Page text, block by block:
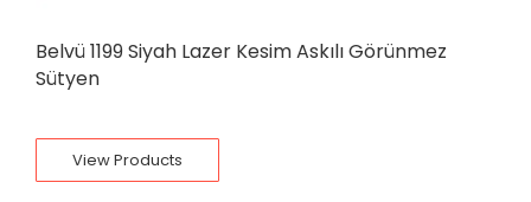
Belvü 1199 Siyah Lazer Kesim Askılı Görünmez
Sütyen
View Products